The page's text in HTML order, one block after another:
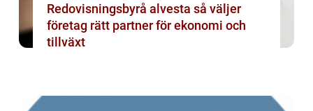
Redovisningsbyrå alvesta så väljer
företag rätt partner för ekonomi och
tillväxt